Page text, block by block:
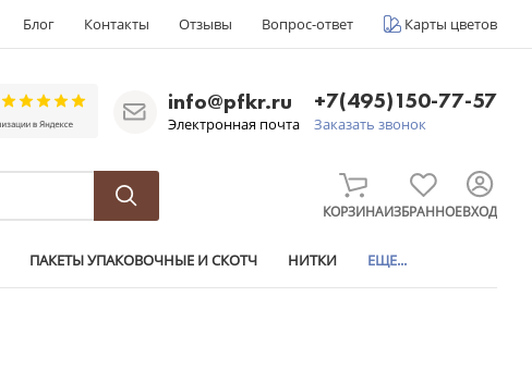
Блог Контакты Отзывы Вопрос-ответ Карты цветов
info@pfkr.ru
Электронная почта
+7(495)150-77-57
Заказать звонок
КОРЗИНАИЗБРАННОЕВХОД
ПАКЕТЫ УПАКОВОЧНЫЕ И СКОТЧ НИТКИ ЕЩЕ...